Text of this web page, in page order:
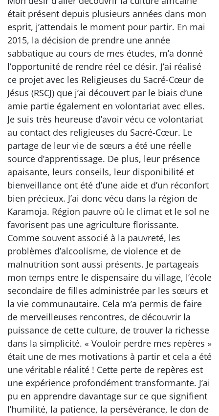
était présent depuis plusieurs années dans mon
esprit, j’attendais le moment pour partir. En mai
2015, la décision de prendre une année
sabbatique au cours de mes études, m’a donné
l’opportunité de rendre réel ce désir. J’ai réalisé
ce projet avec les Religieuses du Sacré-Cœur de
Jésus (RSCJ) que j’ai découvert par le biais d’une
amie partie également en volontariat avec elles.
Je suis très heureuse d’avoir vécu ce volontariat
au contact des religieuses du Sacré-Cœur. Le
partage de leur vie de sœurs a été une réelle
source d’apprentissage. De plus, leur présence
apaisante, leurs conseils, leur disponibilité et
bienveillance ont été d’une aide et d’un réconfort
bien précieux. J’ai donc vécu dans la région de
Karamoja. Région pauvre où le climat et le sol ne
favorisent pas une agriculture florissante.
Comme souvent associé à la pauvreté, les
problèmes d’alcoolisme, de violence et de
malnutrition sont aussi présents. Je partageais
mon temps entre le dispensaire du village, l’école
secondaire de filles administrée par les sœurs et
la vie communautaire. Cela m’a permis de faire
de merveilleuses rencontres, de découvrir la
puissance de cette culture, de trouver la richesse
dans la simplicité. « Vouloir perdre mes repères »
était une de mes motivations à partir et cela a été
une véritable réalité ! Cette perte de repères est
une expérience profondément transformante. J’ai
pu en apprendre davantage sur ce que signifient
l’humilité, la patience, la persévérance, le don de